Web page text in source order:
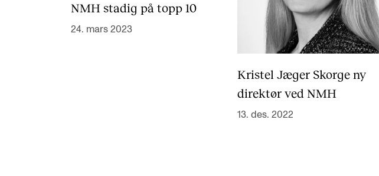
NMH stadig på topp 10
24. mars 2023
Kristel Jæger Skorge ny
direktør ved NMH
13. des. 2022